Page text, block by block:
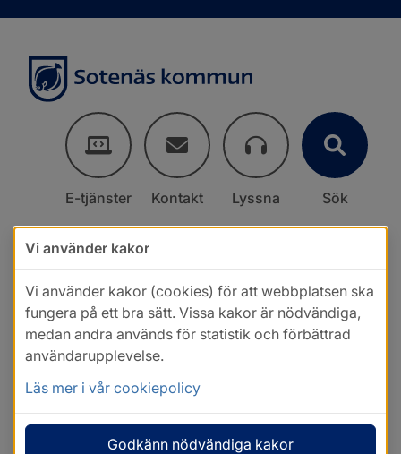
E-tjänster Kontakt Lyssna Sök
Vi använder kakor
Vi använder kakor (cookies) för att webbplatsen ska
fungera på ett bra sätt. Vissa kakor är nödvändiga,
medan andra används för statistik och förbättrad
användarupplevelse.
Läs mer i vår cookiepolicy
Godkänn nödvändiga kakor